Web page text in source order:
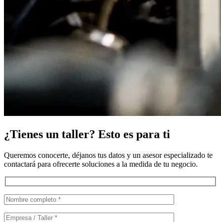
¿Tienes un taller? Esto es para ti
Queremos conocerte, déjanos tus datos y un asesor especializado te
contactará para ofrecerte soluciones a la medida de tu negocio.